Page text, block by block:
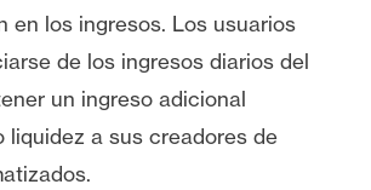
en los ingresos. Los usuarios
de los ingresos diarios del
un ingreso adicional
liquidez a sus creadores de